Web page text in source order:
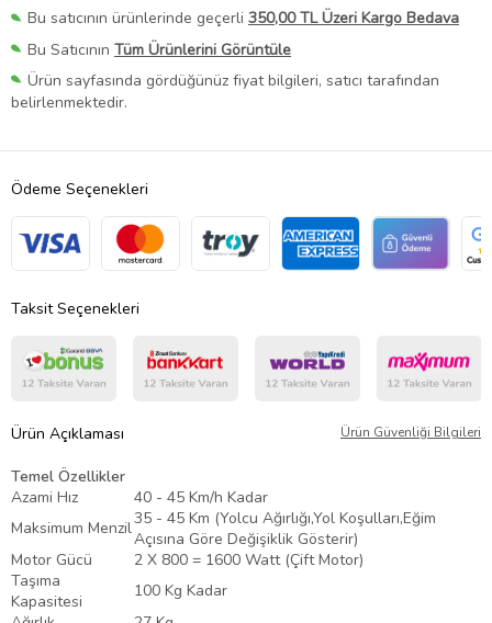
Bu satıcının ürünlerinde geçerli 350,00 TL Üzeri Kargo Bedava
Bu Satıcının Tüm Ürünlerini Görüntüle
Ürün sayfasında gördüğünüz fiyat bilgileri, satıcı tarafından
belirlenmektedir.
Ödeme Seçenekleri
Taksit Seçenekleri
Ürün Açıklaması Ürün Güvenliği Bilgileri
Temel Özellikler
Azami Hız
40 - 45 Km/h Kadar
Maksimum Menzil35 - 45 Km (Yolcu Ağırlığı,Yol Koşulları,Eğim
Açısına Göre Değişiklik Gösterir)
Motor Gücü
2 X 800 = 1600 Watt (Çift Motor)
Taşıma
Kapasitesi
100 Kg Kadar